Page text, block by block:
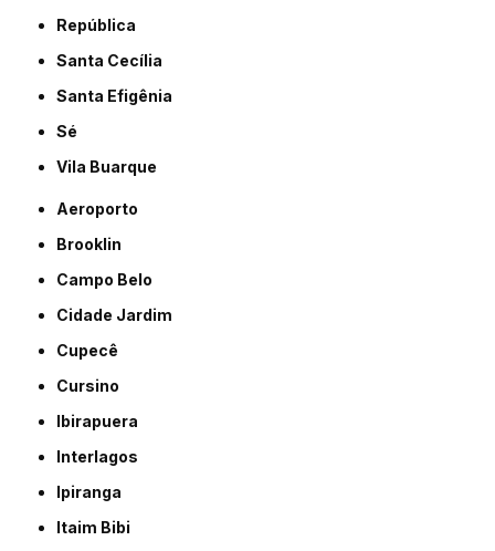
República
Santa Cecília
Santa Efigênia
Sé
Vila Buarque
Aeroporto
Brooklin
Campo Belo
Cidade Jardim
Cupecê
Cursino
Ibirapuera
Interlagos
Ipiranga
Itaim Bibi